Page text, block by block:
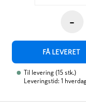
-
FÅ LEVERET
Til levering (15 stk.)
Leveringstid: 1